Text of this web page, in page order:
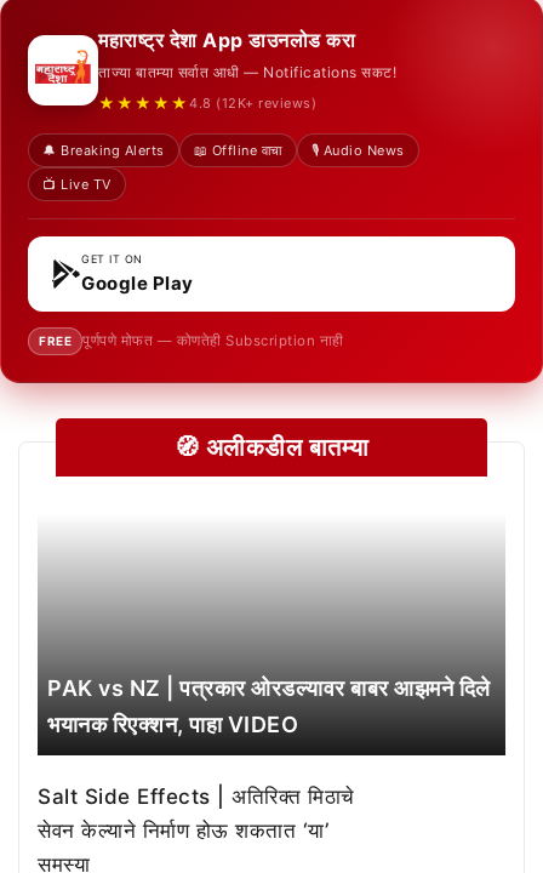
महाराष्ट्र देशा App डाउनलोड करा
ताज्या बातम्या सर्वात आधी — Notifications सकट!
★★★★★ 4.8 (12K+ reviews)
🔔 Breaking Alerts 📖 Offline वाचा
🎙️ Audio News
📺 Live TV
GET IT ON
Google Play
FREE पूर्णपणे मोफत — कोणतेही Subscription नाही
🧭 अलीकडील बातम्या
PAK vs NZ | पत्रकार ओरडल्यावर बाबर आझमने दिले
भयानक रिएक्शन, पाहा VIDEO
Salt Side Effects | अतिरिक्त मिठाचे
सेवन केल्याने निर्माण होऊ शकतात ‘या’
समस्या